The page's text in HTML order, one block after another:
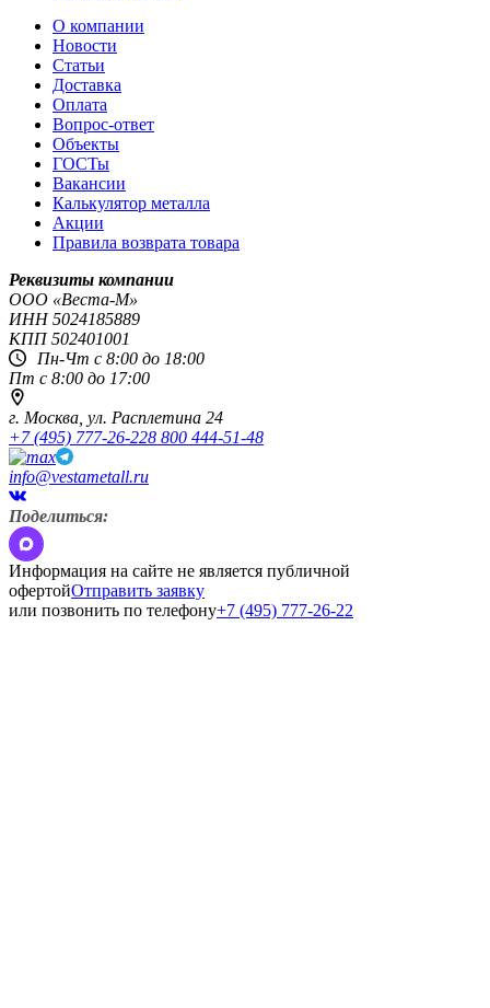
О компании
Новости
Статьи
Доставка
Оплата
Вопрос-ответ
Объекты
ГОСТы
Вакансии
Калькулятор металла
Акции
Правила возврата товара
Реквизиты компании
OOO «Веста-М»
ИНН5024185889
КПП502401001
Пн-Чт с 8:00 до 18:00
Пт с 8:00 до 17:00
г. Москва, ул. Расплетина 24
+7 (495) 777-26-228 800 444-51-48
info@vestametall.ru
Поделиться:
Информация на сайте не является публичной
офертойОтправить заявку
или позвонить по телефону+7 (495) 777-26-22